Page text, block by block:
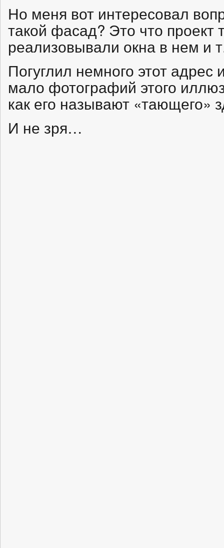
Но меня вот интересовал
такой фасад? Это что проект
реализовывали окна в нем и
Погуглил немного этот адрес
мало фотографий этого
как его называют «тающего»
И не зря…